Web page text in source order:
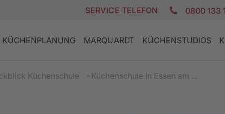
SERVICE TELEFON 0800 133
KÜCHENPLANUNG MARQUARDT KÜCHENSTUDIOS
Küchenschule Küchenschule in Essen am ...